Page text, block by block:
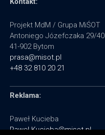
Projekt MdM / Grupa MiŚOT
Antoniego Józefczaka 29/40
41-902 Bytom
prasa@misot.pl
+48 32 810 20 21
Reklama:
Paweł Kucieba
Pawel.Kucieba@misot.pl